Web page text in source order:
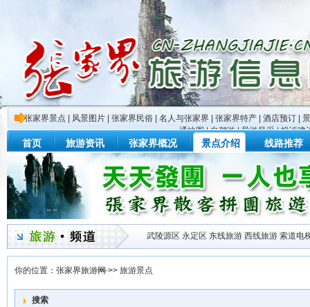
张家界景点 风景图片 张家界民俗 名人与张家界 张家界特产 酒店预订
通地图|自驾游|导游风采|投诉建
首页 旅游资讯 张家界概况 景点介绍 线路推荐
武陵源区 永定区 东线旅游 西线旅游 索道电
你的位置： 张家界旅游网>> 旅游景点
搜索